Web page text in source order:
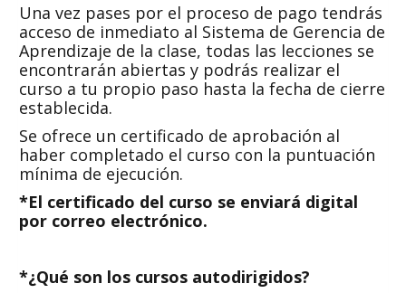
Una vez pases por el proceso de pago tendrás
acceso de inmediato al Sistema de Gerencia de
Aprendizaje de la clase, todas las lecciones se
encontrarán abiertas y podrás realizar el
curso a tu propio paso hasta la fecha de cierre
establecida.
Se ofrece un certificado de aprobación al
haber completado el curso con la puntuación
mínima de ejecución.
*El certificado del curso se enviará digital
por correo electrónico.
*¿Qué son los cursos autodirigidos?